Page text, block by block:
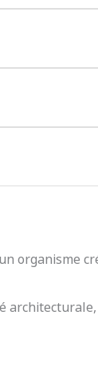
organisme